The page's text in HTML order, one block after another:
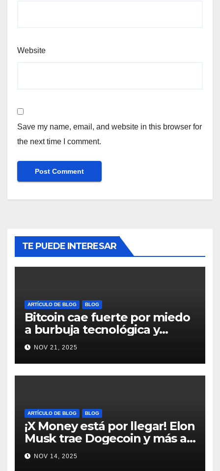
Website
Save my name, email, and website in this browser for
the next time I comment.
TE PUEDE INTERESAR
ARTÍCULO DE BLOG BLOG
Bitcoin cae fuerte por miedo
a burbuja tecnológica y
nervios en AI #crypto
#Bitcoin
NOV 21, 2025
ARTÍCULO DE BLOG BLOG
¡X Money está por llegar! Elon
Musk trae Dogecoin y más al
mundo de pagos #Crypto
#Dogecoin
NOV 14, 2025